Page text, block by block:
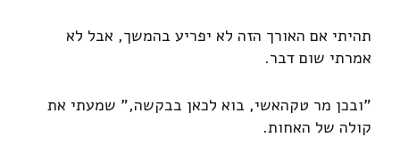
תהיתי אם האורך הזה לא יפריע בהמשך, אבל לא
אמרתי שום דבר.
"ובכן מר טקהאשי, בוא לכאן בבקשה," שמעתי את
קולה של האחות.